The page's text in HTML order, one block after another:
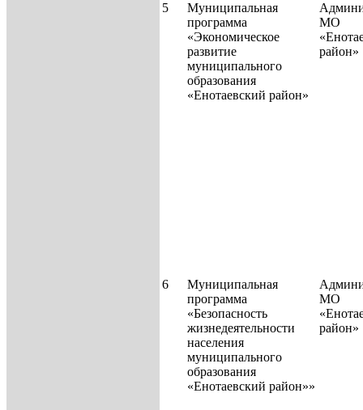
5
Муниципальная
программа
«Экономическое
развитие
муниципального
образования
«Енотаевский район»
МО
район»
6
Муниципальная
программа
«Безопасность
жизнедеятельности
населения
муниципального
образования
«Енотаевский район»»
МО